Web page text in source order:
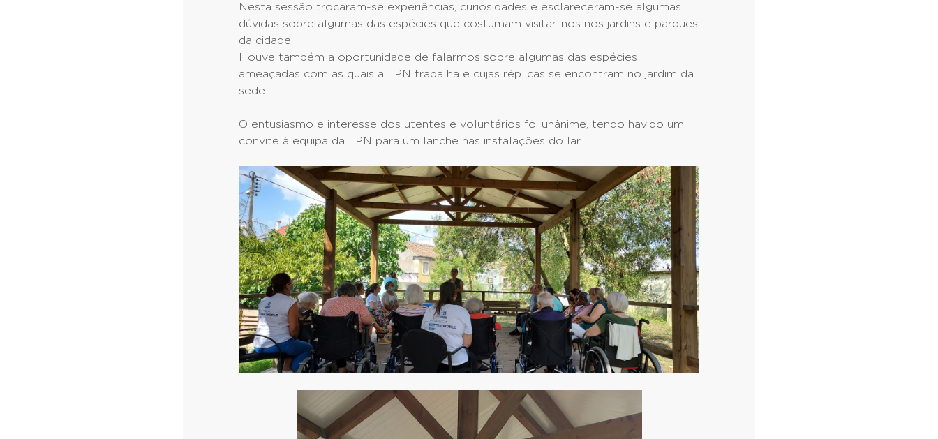
Nesta sessão trocaram-se experiências, curiosidades e esclareceram-se algumas
dúvidas sobre algumas das espécies que costumam visitar-nos nos jardins e parques
da cidade.
Houve também a oportunidade de falarmos sobre algumas das espécies
ameaçadas com as quais a LPN trabalha e cujas réplicas se encontram no jardim da
sede.
O entusiasmo e interesse dos utentes e voluntários foi unânime, tendo havido um
convite à equipa da LPN para um lanche nas instalações do lar.